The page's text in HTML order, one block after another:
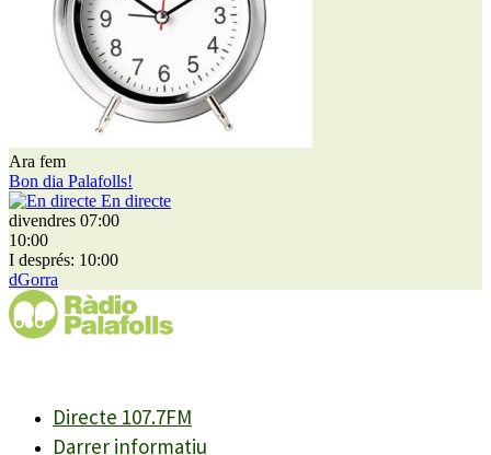
Ara fem
Bon dia Palafolls!
En directe
divendres 07:00
10:00
I després: 10:00
dGorra
Directe 107.7FM
Darrer informatiu